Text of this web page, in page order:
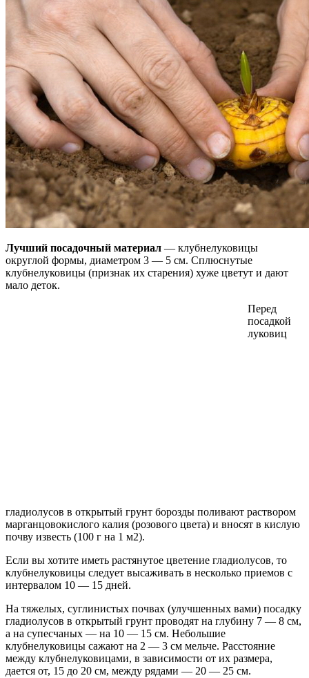
Лучший посадочный материал — клубнелуковицы
округлой формы, диаметром 3 — 5 см. Сплюснутые
клубнелуковицы (признак их старения) хуже цветут и дают
мало деток.
Перед
посадкой
луковиц
гладиолусов в открытый грунт борозды поливают раствором
марганцовокислого калия (розового цвета) и вносят в кислую
почву известь (100 г на 1 м2).
Если вы хотите иметь растянутое цветение гладиолусов, то
клубнелуковицы следует высаживать в несколько приемов с
интервалом 10 — 15 дней.
На тяжелых, суглинистых почвах (улучшенных вами) посадку
гладиолусов в открытый грунт проводят на глубину 7 — 8 см,
а на супесчаных — на 10 — 15 см. Небольшие
клубнелуковицы сажают на 2 — 3 см мельче. Расстояние
между клубнелуковицами, в зависимости от их размера,
дается от, 15 до 20 см, между рядами — 20 — 25 см.